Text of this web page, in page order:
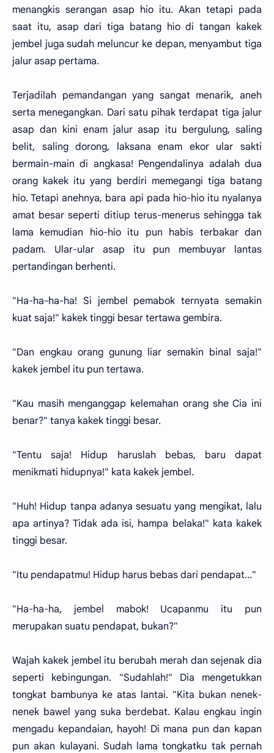
menangkis serangan asap hio itu. Akan tetapi pada
saat itu, asap dari tiga batang hio di tangan kakek
jembel juga sudah meluncur ke depan, menyambut tiga
jalur asap pertama.
Terjadilah pemandangan yang sangat menarik, aneh
serta menegangkan. Dari satu pihak terdapat tiga jalur
asap dan kini enam jalur asap itu bergulung, saling
belit, saling dorong, laksana enam ekor ular sakti
bermain-main di angkasa! Pengendalinya adalah dua
orang kakek itu yang berdiri memegangi tiga batang
hio. Tetapi anehnya, bara api pada hio-hio itu nyalanya
amat besar seperti ditiup terus-menerus sehingga tak
lama kemudian hio-hio itu pun habis terbakar dan
padam. Ular-ular asap itu pun membuyar lantas
pertandingan berhenti.
"Ha-ha-ha-ha! Si jembel pemabok ternyata semakin
kuat saja!" kakek tinggi besar tertawa gembira.
"Dan engkau orang gunung liar semakin binal saja!"
kakek jembel itu pun tertawa.
"Kau masih menganggap kelemahan orang she Cia ini
benar?" tanya kakek tinggi besar.
"Tentu saja! Hidup haruslah bebas, baru dapat
menikmati hidupnya!" kata kakek jembel.
"Huh! Hidup tanpa adanya sesuatu yang mengikat, lalu
apa artinya? Tidak ada isi, hampa belaka!" kata kakek
tinggi besar.
"Itu pendapatmu! Hidup harus bebas dari pendapat..."
"Ha-ha-ha, jembel mabok! Ucapanmu itu pun
merupakan suatu pendapat, bukan?"
Wajah kakek jembel itu berubah merah dan sejenak dia
seperti kebingungan. "Sudahlah!" Dia mengetukkan
tongkat bambunya ke atas lantai. "Kita bukan nenek-
nenek bawel yang suka berdebat. Kalau engkau ingin
mengadu kepandaian, hayoh! Di mana pun dan kapan
pun akan kulayani. Sudah lama tongkatku tak pernah